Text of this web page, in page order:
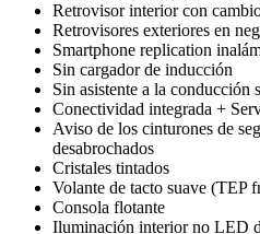
Retrovisor interior con
Retrovisores exteriores en
Smartphone replication
Sin cargador de inducción
Sin asistente a la conducción
Conectividad integrada +
Aviso de los cinturones de
desabrochados
Cristales tintados
Volante de tacto suave (TEP
Consola flotante
Iluminación interior no LED